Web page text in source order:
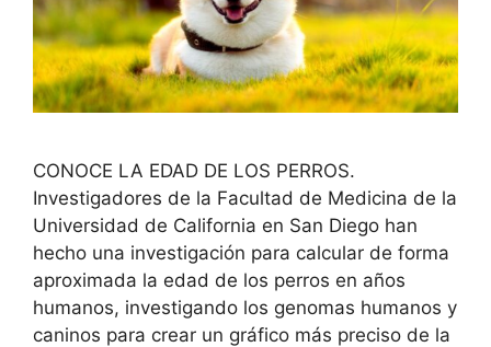
CONOCE LA EDAD DE LOS PERROS.
Investigadores de la Facultad de Medicina de la
Universidad de California en San Diego han
hecho una investigación para calcular de forma
aproximada la edad de los perros en años
humanos, investigando los genomas humanos y
caninos para crear un gráfico más preciso de la